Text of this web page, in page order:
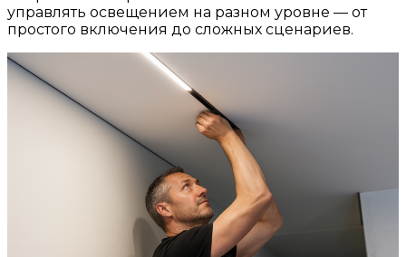
управлять освещением на разном уровне — от
простого включения до сложных сценариев.